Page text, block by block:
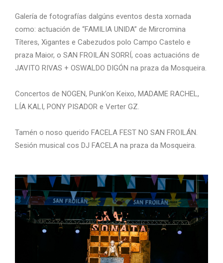
Galería de fotografías dalgúns eventos desta xornada
como: actuación de “FAMILIA UNIDA” de Mircromina
Títeres, Xigantes e Cabezudos polo Campo Castelo e
praza Maior, o SAN FROILÁN SORRÍ, coas actuacións de
JAVITO RIVAS + OSWALDO DIGÓN na praza da Mosqueira.
Concertos de NOGEN, Punk’on Keixo, MADAME RACHEL,
LÍA KALI, PONY PISADOR e Verter GZ.
Tamén o noso querido FACELA FEST NO SAN FROILÁN.
Sesión musical cos DJ FACELA na praza da Mosqueira.